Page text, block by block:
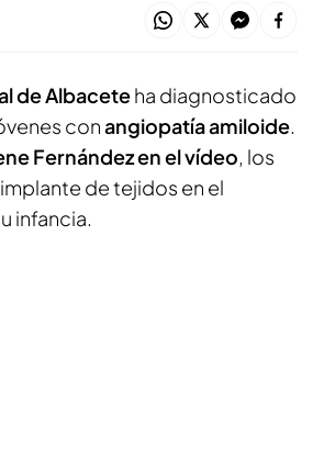
de Albaceteha diagnosticado
conangiopatía amiloide.
Fernández en el vídeo, los
de tejidos en el
infancia.